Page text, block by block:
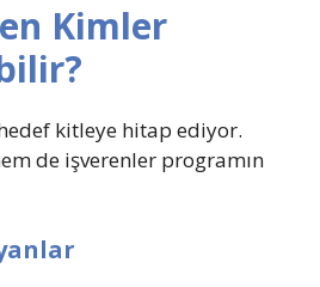
Kimler
kitleye hitap ediyor.
de işverenler programın